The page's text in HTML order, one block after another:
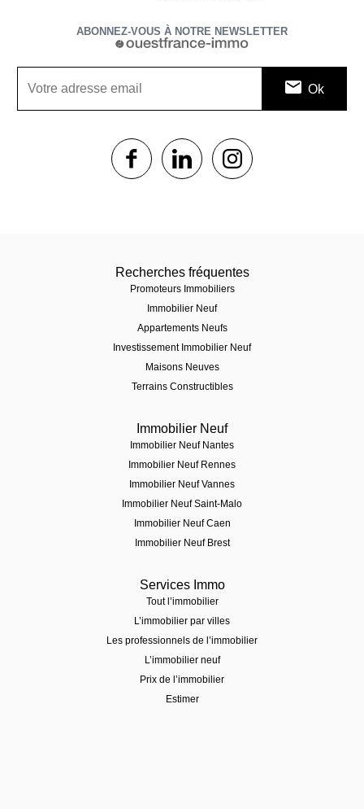
ABONNEZ-VOUS À NOTRE NEWSLETTER
1$s 1$s
Recherches fréquentes
Promoteurs Immobiliers
Immobilier Neuf
Appartements Neufs
Investissement Immobilier Neuf
Maisons Neuves
Terrains Constructibles
Immobilier Neuf
Immobilier Neuf Nantes
Immobilier Neuf Rennes
Immobilier Neuf Vannes
Immobilier Neuf Saint-Malo
Immobilier Neuf Caen
Immobilier Neuf Brest
Services Immo
Tout l’immobilier
L’immobilier par villes
Les professionnels de l’immobilier
L’immobilier neuf
Prix de l’immobilier
Estimer